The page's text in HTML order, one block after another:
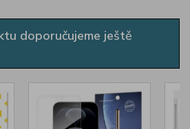
doporučujeme ještě